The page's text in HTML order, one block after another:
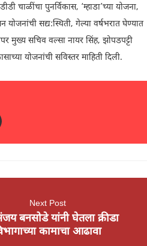
चाळींचा पुनर्विकास, ‘म्हाडा’च्या योजना,
योजनांची सद्य:स्थिती, गेल्या वर्षभरात घेण्यात
मुख्य सचिव वल्सा नायर सिंह, झोपडपट्टी
योजनांची सविस्तर माहिती दिली.
Next Post
बनसोडे यांनी घेतला क्रीडा
कामाचा आढावा